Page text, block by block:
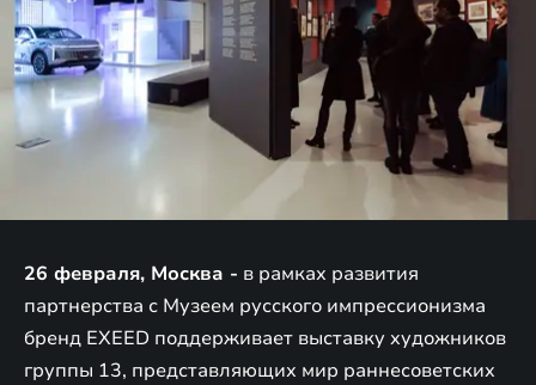
26 февраля, Москва - в рамках развития
партнерства с Музеем русского импрессионизма
бренд EXEED поддерживает выставку художников
группы 13, представляющих мир раннесоветских